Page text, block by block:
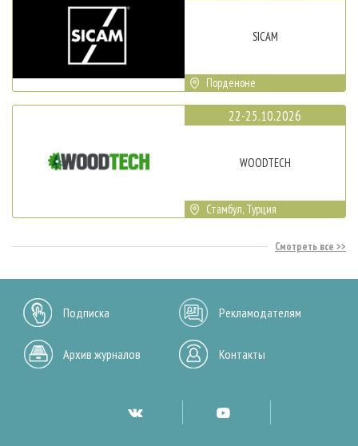
SICAM
Порденоне
22-25.10.2026
WOODTECH
Стамбул, Турция
Смотреть все
Подписка Рекламодателям
Архив журналов Контакты